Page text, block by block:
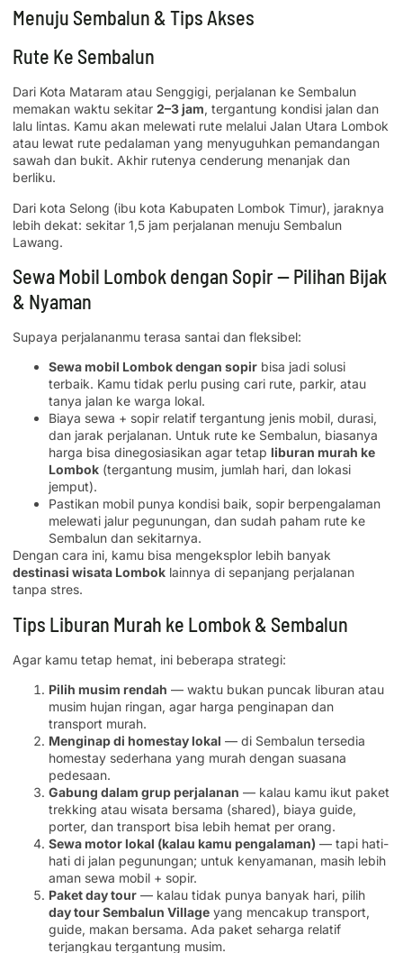
Menuju Sembalun & Tips Akses
Rute Ke Sembalun
Dari Kota Mataram atau Senggigi, perjalanan ke Sembalun
memakan waktu sekitar 2–3 jam, tergantung kondisi jalan dan
lalu lintas. Kamu akan melewati rute melalui Jalan Utara Lombok
atau lewat rute pedalaman yang menyuguhkan pemandangan
sawah dan bukit. Akhir rutenya cenderung menanjak dan
berliku.
Dari kota Selong (ibu kota Kabupaten Lombok Timur), jaraknya
lebih dekat: sekitar 1,5 jam perjalanan menuju Sembalun
Lawang.
Sewa Mobil Lombok dengan Sopir — Pilihan Bijak
& Nyaman
Supaya perjalananmu terasa santai dan fleksibel:
Sewa mobil Lombok dengan sopir bisa jadi solusi
terbaik. Kamu tidak perlu pusing cari rute, parkir, atau
tanya jalan ke warga lokal.
Biaya sewa + sopir relatif tergantung jenis mobil, durasi,
dan jarak perjalanan. Untuk rute ke Sembalun, biasanya
harga bisa dinegosiasikan agar tetap liburan murah ke
Lombok (tergantung musim, jumlah hari, dan lokasi
jemput).
Pastikan mobil punya kondisi baik, sopir berpengalaman
melewati jalur pegunungan, dan sudah paham rute ke
Sembalun dan sekitarnya.
Dengan cara ini, kamu bisa mengeksplor lebih banyak
destinasi wisata Lombok lainnya di sepanjang perjalanan
tanpa stres.
Tips Liburan Murah ke Lombok & Sembalun
Agar kamu tetap hemat, ini beberapa strategi:
Pilih musim rendah — waktu bukan puncak liburan atau
musim hujan ringan, agar harga penginapan dan
transport murah.
Menginap di homestay lokal — di Sembalun tersedia
homestay sederhana yang murah dengan suasana
pedesaan.
Gabung dalam grup perjalanan — kalau kamu ikut paket
trekking atau wisata bersama (shared), biaya guide,
porter, dan transport bisa lebih hemat per orang.
Sewa motor lokal (kalau kamu pengalaman) — tapi hati-
hati di jalan pegunungan; untuk kenyamanan, masih lebih
aman sewa mobil + sopir.
Paket day tour — kalau tidak punya banyak hari, pilih
day tour Sembalun Village yang mencakup transport,
guide, makan bersama. Ada paket seharga relatif
terjangkau tergantung musim.